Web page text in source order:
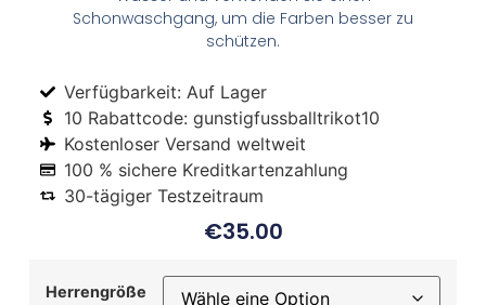
Schonwaschgang, um die Farben besser zu
schützen.
Verfügbarkeit: Auf Lager
10 Rabattcode: gunstigfussballtrikot10
Kostenloser Versand weltweit
100 % sichere Kreditkartenzahlung
30-tägiger Testzeitraum
€35.00
Herrengröße